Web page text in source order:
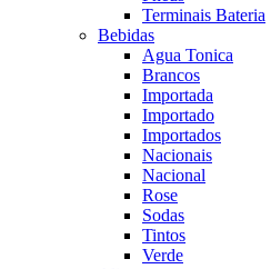
Terminais Bateria
Bebidas
Agua Tonica
Brancos
Importada
Importado
Importados
Nacionais
Nacional
Rose
Sodas
Tintos
Verde